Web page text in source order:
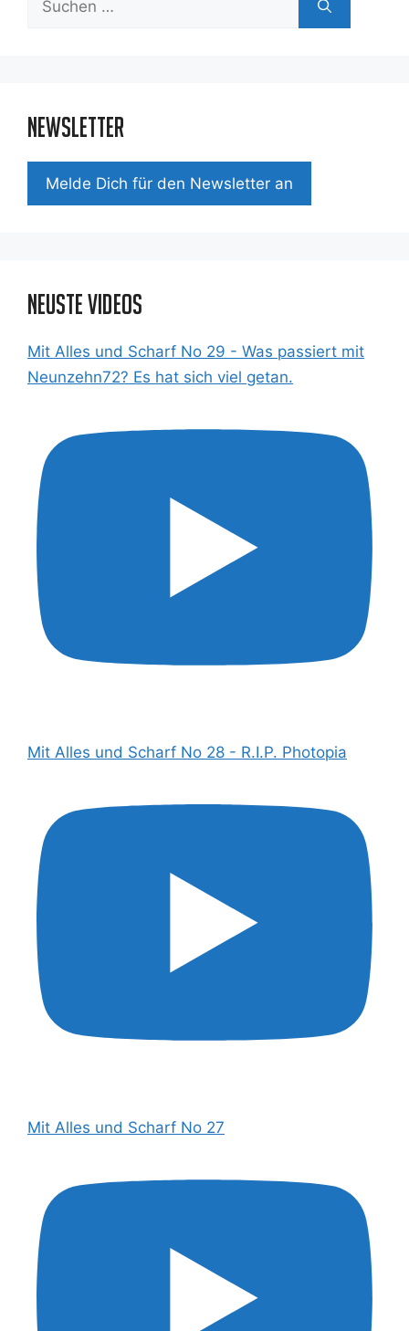
Newsletter
Mel­de Dich für den News­let­ter an
Neuste Videos
Mit Alles und Scharf No 29 - Was passiert mit
Neunzehn72? Es hat sich viel getan.
Mit Alles und Scharf No 28 - R.I.P. Photopia
Mit Alles und Scharf No 27